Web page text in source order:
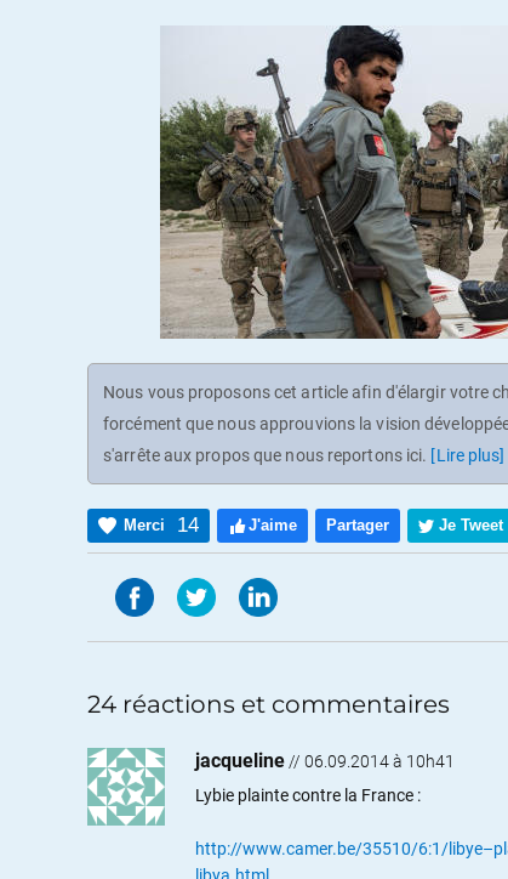
Nous vous proposons cet article afin d'élargir votre
forcément que nous approuvions la vision
s'arrête aux propos que nous reportons ici. [Lire plus]
Merci 14 J'aime Partager Je Tweet
24 réactions et commentaires
jacqueline// 06.09.2014 à 10h41
Lybie plainte contre la France :
http://www.camer.be/35510/6:1/